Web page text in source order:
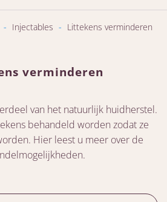
- Injectables - Littekens verminderen
verminderen
van het natuurlijk huidherstel.
behandeld worden zodat ze
Hier leest u meer over de